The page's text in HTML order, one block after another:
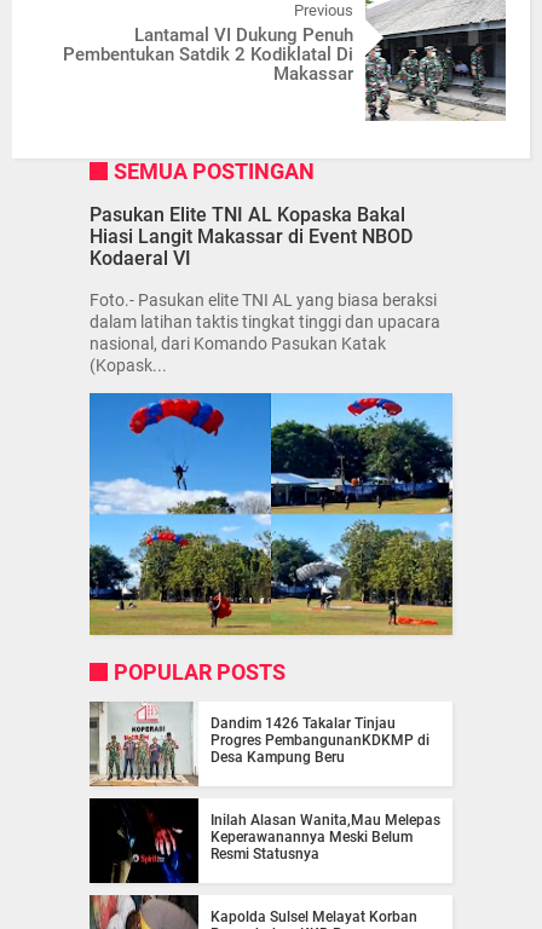
Previous
Lantamal VI Dukung Penuh
Pembentukan Satdik 2 Kodiklatal Di
Makassar
SEMUA POSTINGAN
Pasukan Elite TNI AL Kopaska Bakal
Hiasi Langit Makassar di Event NBOD
Kodaeral VI
Foto.- Pasukan elite TNI AL yang biasa beraksi
dalam latihan taktis tingkat tinggi dan upacara
nasional, dari Komando Pasukan Katak
(Kopask...
POPULAR POSTS
Dandim 1426 Takalar Tinjau
Progres PembangunanKDKMP di
Desa Kampung Beru
Inilah Alasan Wanita,Mau Melepas
Keperawanannya Meski Belum
Resmi Statusnya
Kapolda Sulsel Melayat Korban